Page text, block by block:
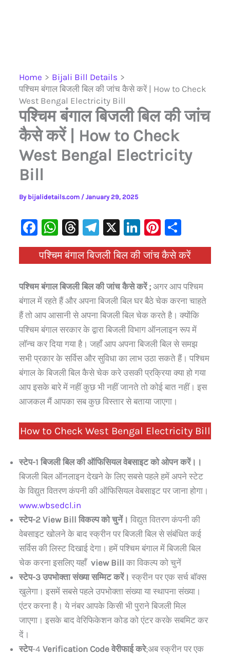
Home
Bijali Bill Details
पश्चिम बंगाल बिजली बिल की जांच कैसे करें | How to Check
West Bengal Electricity Bill
पश्चिम बंगाल बिजली बिल की जांच
कैसे करें | How to Check
West Bengal Electricity
Bill
By bijalidetails.com / January 29, 2025
F
a
c
b
o
o
k
W
h
at
s
A
p
p
T
hr
e
a
d
s
Te
le
gr
a
m
X
Li
n
k
e
dI
n
Pi
nt
er
st
h
ar
पश्चिम बंगाल बिजली बिल की जांच कैसे करें
पश्चिम बंगाल बिजली बिल की जांच कैसे करें ; अगर आप पश्चिम
बंगाल में रहते हैं और अपना बिजली बिल घर बैठे चेक करना चाहते
हैं तो आप आसानी से अपना बिजली बिल चेक करते है। क्योंकि
पश्चिम बंगाल सरकार के द्वारा बिजली विभाग ऑनलाइन रूप में
लॉन्च कर दिया गया है। जहाँ आप अपना बिजली बिल से समझ
सभी प्रकार के सर्विस और सुविधा का लाभ उठा सकते हैं। पश्चिम
बंगाल के बिजली बिल कैसे चेक करे उसकी प्रक्रिया क्या हो गया
आप इसके बारे में नहीं कुछ भी नहीं जानते तो कोई बात नहीं। इस
आजकल मैं आपका सब कुछ विस्तार से बताया जाएगा।
How to Check West Bengal Electricity Bill
स्टेप-1 बिजली बिल की ऑफिसियल वेबसाइट को ओपन करें।।
बिजली बिल ऑनलाइन देखने के लिए सबसे पहले हमें अपने स्टेट
के विद्युत वितरण कंपनी की ऑफिसियल वेबसाइट पर जाना होगा।
www.wbsedcl.in
स्टेप-2 View Bill विकल्प को चुनें। विद्युत वितरण कंपनी की
वेबसाइट खोलने के बाद स्क्रीन पर बिजली बिल से संबंधित कई
सर्विस की लिस्ट दिखाई देगा। हमें पश्चिम बंगाल में बिजली बिल
चेक करना इसलिए यहाँ view Bill का विकल्प को चुनें
स्टेप-3 उपभोक्ता संख्या सम्मिट करें। स्क्रीन पर एक सर्च बॉक्स
खुलेगा। इसमें सबसे पहले उपभोक्ता संख्या या स्थापना संख्या।
एंटर करना है। ये नंबर आपके किसी भी पुराने बिजली मिल
जाएगा। इसके बाद वेरिफिकेशन कोड को एंटर करके सबमिट कर
दें।
स्टेप-4 Verification Code वेरीफाई करे;अब स्क्रीन पर एक